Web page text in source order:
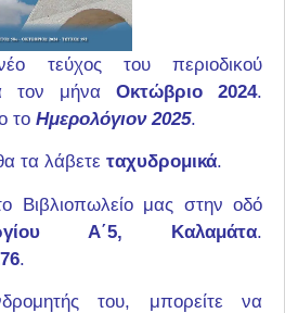
τεύχος του περιοδικού
τον μήνα Οκτώβριο 2024.
το Ημερολόγιον 2025.
τα λάβετε ταχυδρομικά.
Βιβλιοπωλείο μας στην οδό
Α΄5, Καλαμάτα.
.
του, μπορείτε να